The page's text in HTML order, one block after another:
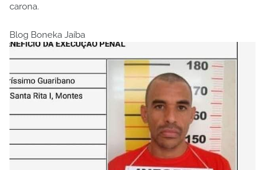
carona.
Blog Boneka Jaíba